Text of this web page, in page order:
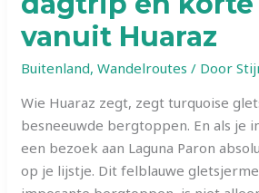
vanuit Huaraz
Buitenland,Wandelroutes / Door
Wie Huaraz zegt, zegt turquoise
besneeuwde bergtoppen. En als je
een bezoek aan Laguna Paron
op je lijstje. Dit felblauwe